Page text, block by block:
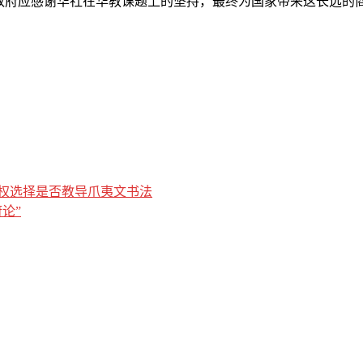
选择是否教导爪夷文书法
”